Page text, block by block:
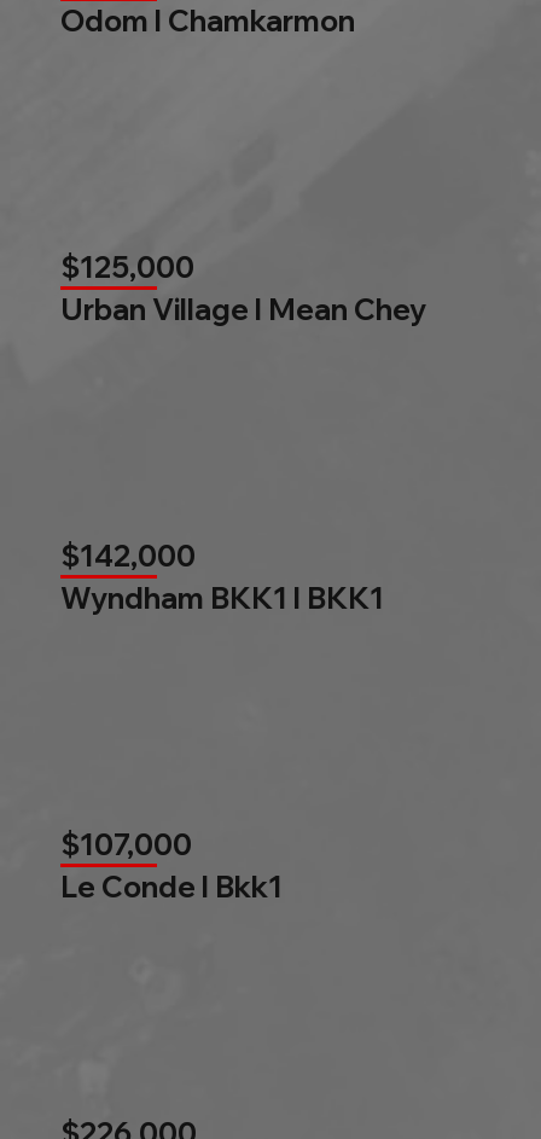
Odom l Chamkarmon
$125,000
Urban Village l Mean Chey
$142,000
Wyndham BKK1 l BKK1
$107,000
Le Conde l Bkk1